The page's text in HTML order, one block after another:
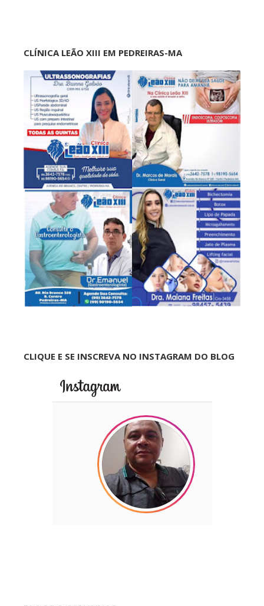
CLÍNICA LEÃO XIII EM PEDREIRAS-MA
CLIQUE E SE INSCREVA NO INSTAGRAM DO BLOG